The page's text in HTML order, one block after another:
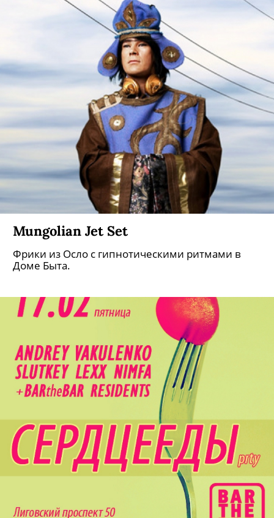
Mungolian Jet Set
Фрики из Осло с гипнотическими ритмами в
Доме Быта.